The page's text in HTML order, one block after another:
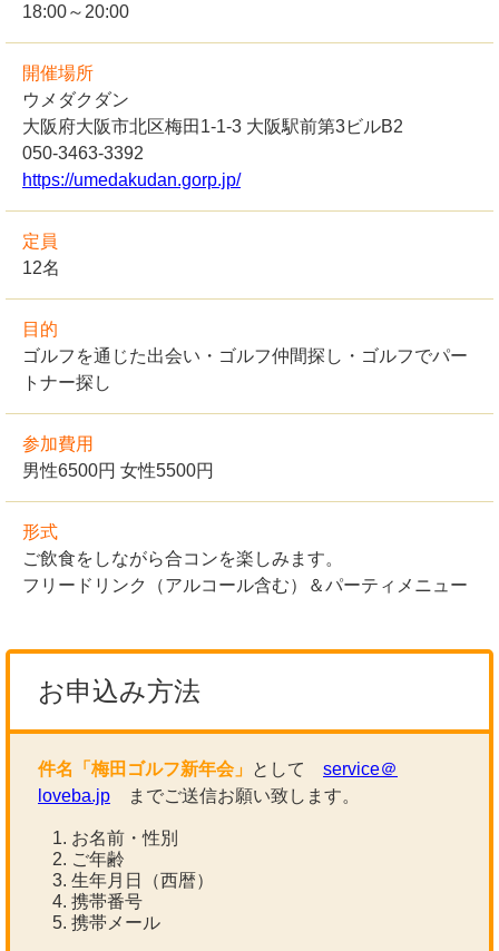
18:00～20:00
開催場所
ウメダクダン
大阪府大阪市北区梅田1-1-3 大阪駅前第3ビルB2
050-3463-3392
https://umedakudan.gorp.jp/
定員
12名
目的
ゴルフを通じた出会い・ゴルフ仲間探し・ゴルフでパー
トナー探し
参加費用
男性6500円 女性5500円
形式
ご飲食をしながら合コンを楽しみます。
フリードリンク（アルコール含む）＆パーティメニュー
お申込み方法
件名「梅田ゴルフ新年会」 として service＠
loveba.jp までご送信お願い致します。
お名前・性別
ご年齢
生年月日（西暦）
携帯番号
携帯メール